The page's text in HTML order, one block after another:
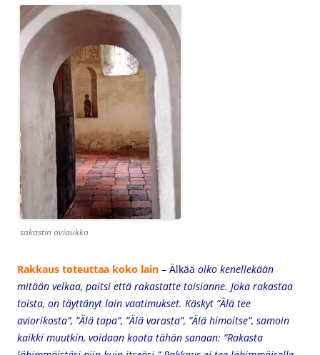
sakastin oviaukko
Rakkaus toteuttaa koko lain – Älkää olko kenellekään
mitään velkaa, paitsi että rakastatte toisianne. Joka rakastaa
toista, on täyttänyt lain vaatimukset. Käskyt ”Älä tee
aviorikosta”, ”Älä tapa”, ”Älä varasta”, ”Älä himoitse”, samoin
kaikki muutkin, voidaan koota tähän sanaan: ”Rakasta